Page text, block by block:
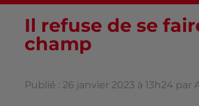
Il refuse de se
champ
Publié : 26 janvier 2023 à 13h24 par